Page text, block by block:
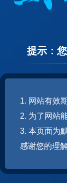
提示：
1. 网站有效
2. 为了网站
3. 本页面为
感谢您的理